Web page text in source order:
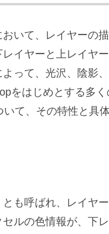
いて、レイヤーの
イヤーと上レイヤ
って、光沢、陰影
をはじめとする多
て、その特性と具
も呼ばれ、レイヤ
ルの色情報が、下